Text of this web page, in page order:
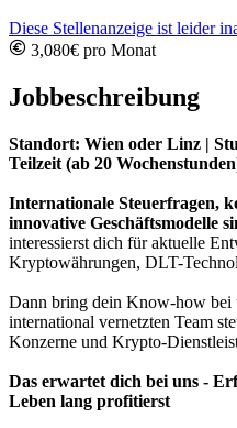
Diese Stellenanzeige ist leider
3,080€ pro Monat
Jobbeschreibung
Standort: Wien oder Linz |
Teilzeit (ab 20
Internationale Steuerfragen,
innovative Geschäftsmodelle
interessierst dich für aktuelle
Kryptowährungen, DLT-
Dann bring dein Know-how bei
international vernetzten Team
Konzerne und Krypto-
Das erwartet dich bei uns -
Leben lang profitierst